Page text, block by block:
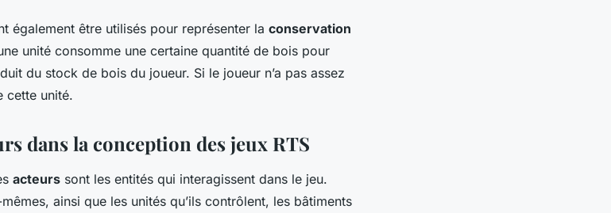
également être utilisés pour représenter la conservation
unité consomme une certaine quantité de bois pour
du stock de bois du joueur. Si le joueur n’a pas assez
cette unité.
dans la conception des jeux RTS
acteurs sont les entités qui interagissent dans le jeu.
ainsi que les unités qu’ils contrôlent, les bâtiments